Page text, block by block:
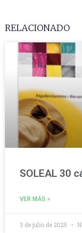
RELACIONADO
SOLEAL 30
VER MÁS »
3 de julio de 2025